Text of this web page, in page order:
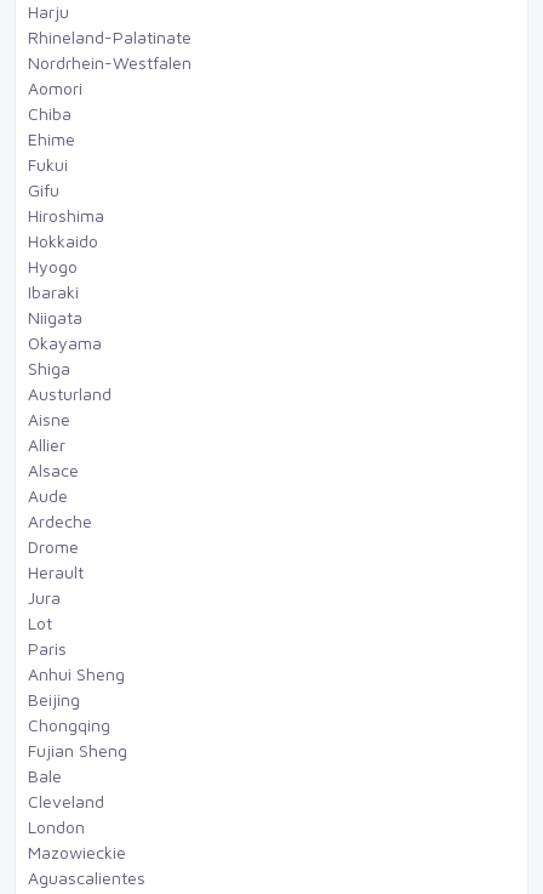
Harju
Rhineland-Palatinate
Nordrhein-Westfalen
Aomori
Chiba
Ehime
Fukui
Gifu
Hiroshima
Hokkaido
Hyogo
Ibaraki
Niigata
Okayama
Shiga
Austurland
Aisne
Allier
Alsace
Aude
Ardeche
Drome
Herault
Jura
Lot
Paris
Anhui Sheng
Beijing
Chongqing
Fujian Sheng
Bale
Cleveland
London
Mazowieckie
Aguascalientes